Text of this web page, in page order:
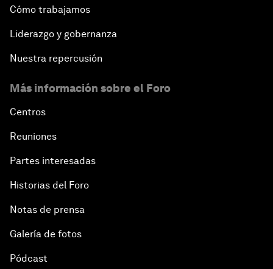
Cómo trabajamos
Liderazgo y gobernanza
Nuestra repercusión
Más información sobre el Foro
Centros
Reuniones
Partes interesadas
Historias del Foro
Notas de prensa
Galería de fotos
Pódcast